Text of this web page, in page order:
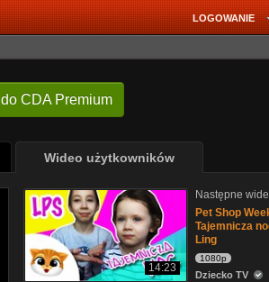
LOGOWANIE
do CDA Premium
Wideo użytkowników
14:23
Następne
Pet Shop
Tajemnicza
Ling
1080p
Dziecko TV